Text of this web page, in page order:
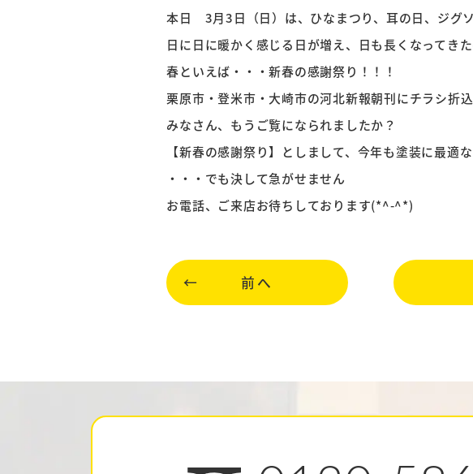
本日 3月3日（日）は、ひなまつり、耳の日、ジグ
日に日に暖かく感じる日が増え、日も長くなって
春といえば・・・新春の感謝祭り！！！
栗原市・登米市・大崎市の河北新報朝刊にチラシ折込
みなさん、もうご覧になられましたか？
【新春の感謝祭り】としまして、今年も塗装に最適
・・・でも決して急がせません
お電話、ご来店お待ちしております(*^-^*)
前へ